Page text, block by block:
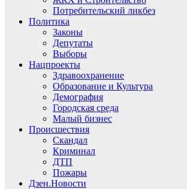
Потребительский ликбез
Политика
Законы
Депутаты
Выборы
Нацпроекты
Здравоохранение
Образование и Культура
Демография
Городская среда
Малый бизнес
Происшествия
Скандал
Криминал
ДТП
Пожары
Дзен.Новости